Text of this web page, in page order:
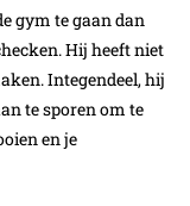
gym te gaan dan
Hij heeft niet
Integendeel, hij
te sporen om te
en je